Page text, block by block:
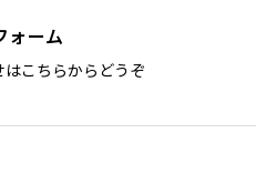
ォーム
こちらからどうぞ